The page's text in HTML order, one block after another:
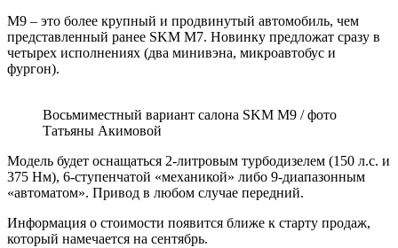
M9 – это более крупный и продвинутый автомобиль, чем
представленный ранее SKM M7. Новинку предложат сразу в
четырех исполнениях (два минивэна, микроавтобус и
фургон).
Восьмиместный вариант салона SKM M9 / фото
Татьяны Акимовой
Модель будет оснащаться 2-литровым турбодизелем (150 л.с. и
375 Нм), 6-ступенчатой «механикой» либо 9-диапазонным
«автоматом». Привод в любом случае передний.
Информация о стоимости появится ближе к старту продаж,
который намечается на сентябрь.